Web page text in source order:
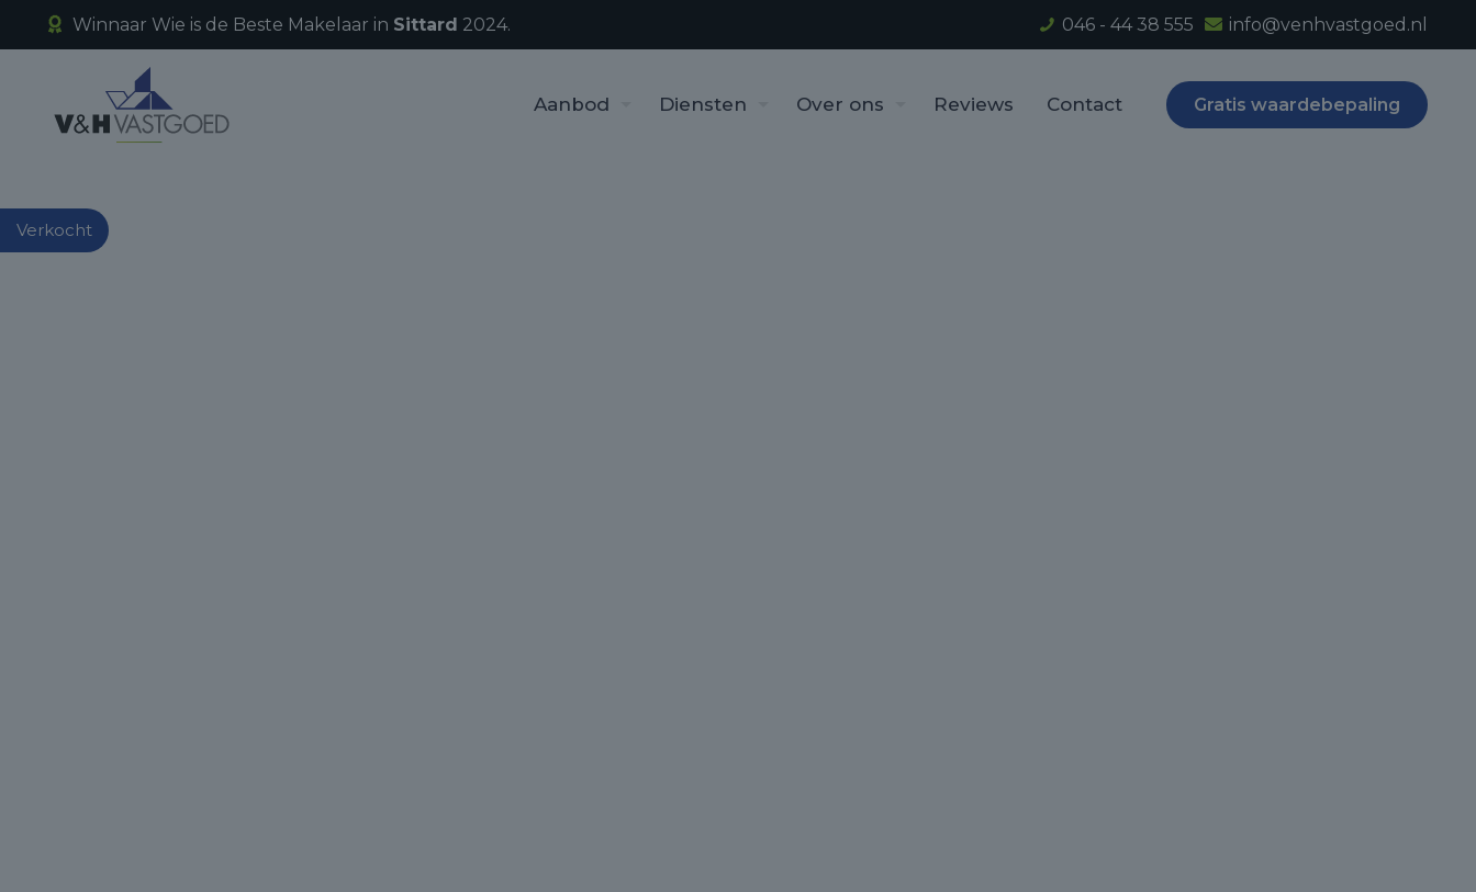
Winnaar Wie is de Beste Makelaar in Sittard 2024. 046 - 44 38 555 info@venhvastgoed.nl
Aanbod Diensten Over ons Reviews Contact Gratis waardebepaling
Verkocht